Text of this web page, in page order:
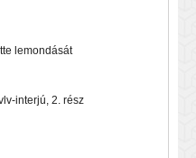
lemondását
interjú, 2. rész